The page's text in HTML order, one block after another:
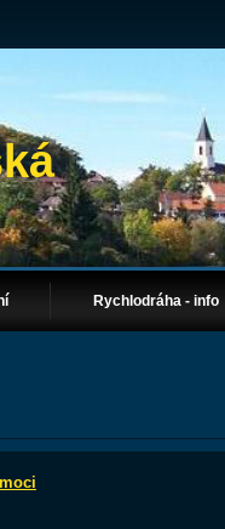
Rychlodráha - info